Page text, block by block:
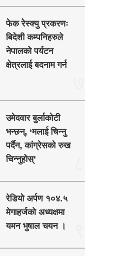
फेक रेस्क्यु प्रकरणः
बिदेशी कम्पनिहरुले
नेपालको पर्यटन
क्षेत्रलाई बदनाम गर्न
उमेदवार बुर्लाकोटी
भन्छन्, ‘मलाई चिन्नु
पर्दैन, कांग्रेसको रुख
चिन्नुहोस्’
रेडियो अर्पण १०४.५
मेगाहर्जको अध्यक्षमा
यमन भुषाल चयन ।